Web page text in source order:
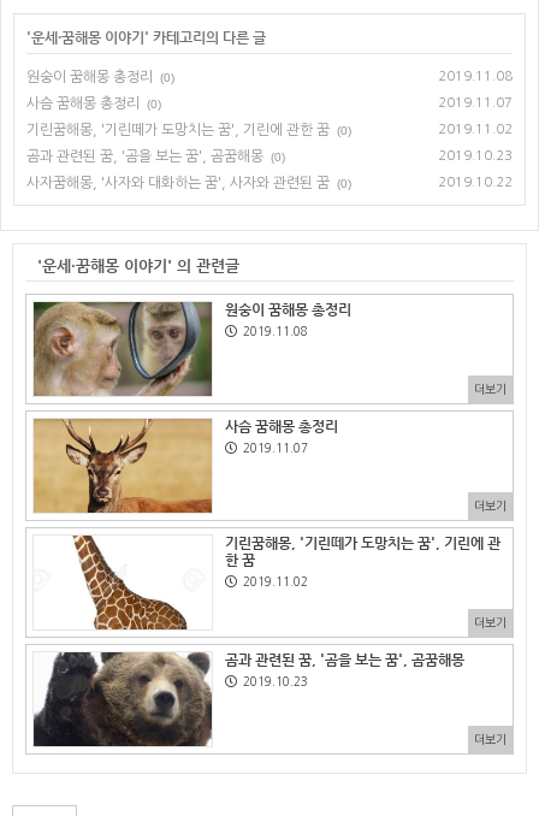
'운세·꿈해몽 이야기' 카테고리의 다른 글
원숭이 꿈해몽 총정리 (0) 2019.11.08
사슴 꿈해몽 총정리 (0) 2019.11.07
기린꿈해몽, '기린떼가 도망치는 꿈', 기린에 관한 꿈 (0) 2019.11.02
곰과 관련된 꿈, '곰을 보는 꿈', 곰꿈해몽 (0) 2019.10.23
사자꿈해몽, '사자와 대화하는 꿈', 사자와 관련된 꿈 (0) 2019.10.22
'운세·꿈해몽 이야기' 의 관련글
원숭이 꿈해몽 총정리
2019.11.08
더보기
사슴 꿈해몽 총정리
2019.11.07
더보기
기린꿈해몽, '기린떼가 도망치는 꿈', 기린에 관
한 꿈
2019.11.02
더보기
곰과 관련된 꿈, '곰을 보는 꿈', 곰꿈해몽
2019.10.23
더보기